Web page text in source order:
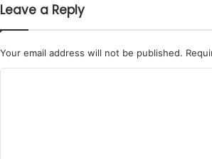
Leave a Reply
Your email address will not be published.